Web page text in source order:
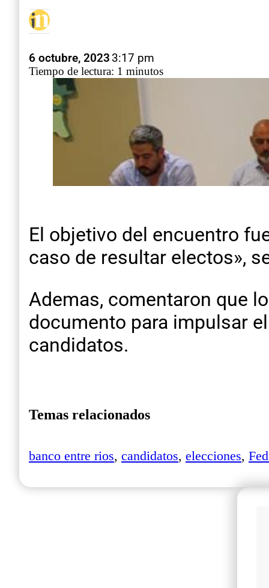
6 octubre, 2023 3:17 pm
Tiempo de lectura: 1 minutos
El objetivo del encuentro
caso de resultar electos»,
Ademas, comentaron que
documento para impulsar
candidatos.
Temas relacionados
banco entre rios, candidatos, elecciones,